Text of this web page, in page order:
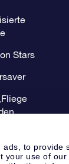
to provide
use of
Stars